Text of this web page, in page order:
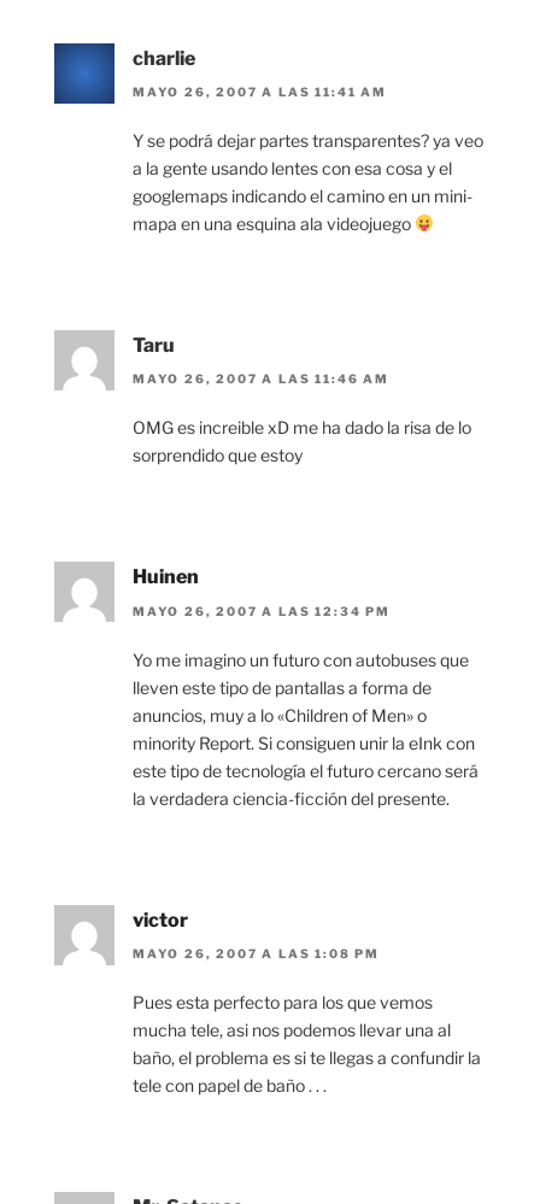
charlie
MAYO 26, 2007 A LAS 11:41 AM
Y se podrá dejar partes transparentes? ya veo
a la gente usando lentes con esa cosa y el
googlemaps indicando el camino en un mini-
mapa en una esquina ala videojuego
Taru
MAYO 26, 2007 A LAS 11:46 AM
OMG es increible xD me ha dado la risa de lo
sorprendido que estoy
Huinen
MAYO 26, 2007 A LAS 12:34 PM
Yo me imagino un futuro con autobuses que
lleven este tipo de pantallas a forma de
anuncios, muy a lo «Children of Men» o
minority Report. Si consiguen unir la eInk con
este tipo de tecnología el futuro cercano será
la verdadera ciencia-ficción del presente.
victor
MAYO 26, 2007 A LAS 1:08 PM
Pues esta perfecto para los que vemos
mucha tele, asi nos podemos llevar una al
baño, el problema es si te llegas a confundir la
tele con papel de baño . . .